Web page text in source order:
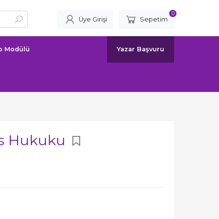
Üye Girişi Sepetim
0
Modülü Yazar Başvuru
Hukuku